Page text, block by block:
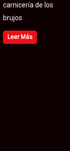
carnicería de los
brujos
Leer Más